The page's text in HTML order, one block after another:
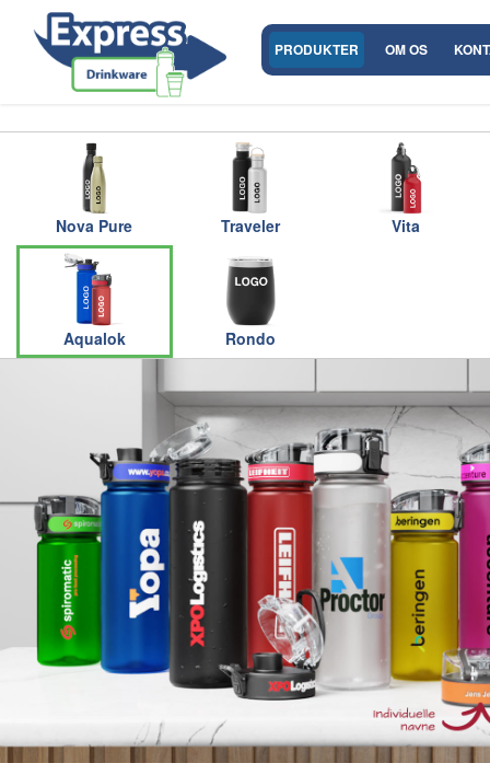
PRODUKTER OM OS
Nova Pure Traveler Vita
Aqualok Rondo